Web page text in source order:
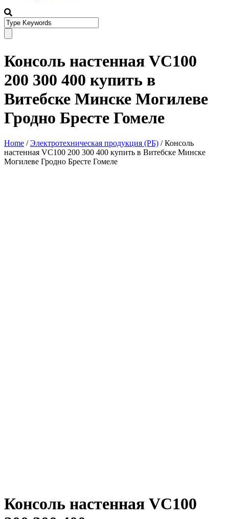
Консоль настенная VC100
200 300 400 купить в
Витебске Минске Могилеве
Гродно Бресте Гомеле
Home /Электротехническая продукция (РБ) / Консоль
настенная VC100 200 300 400 купить в Витебске Минске
Могилеве Гродно Бресте Гомеле
Консоль настенная VC100